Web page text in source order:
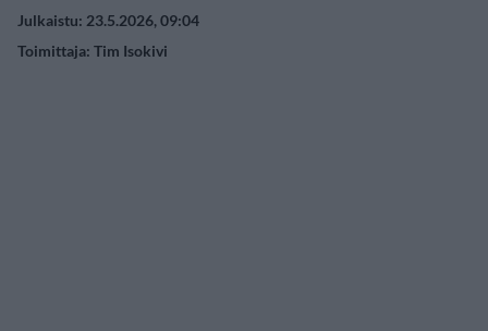
Julkaistu: 23.5.2026, 09:04
Toimittaja: Tim Isokivi